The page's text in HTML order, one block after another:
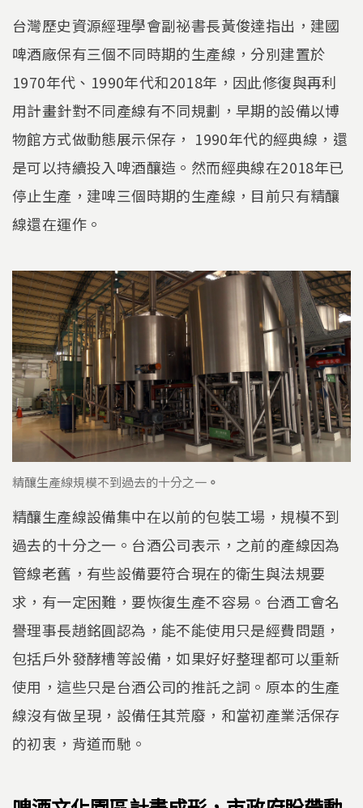
台灣歷史資源經理學會副祕書長黃俊達指出，建國
啤酒廠保有三個不同時期的生產線，分別建置於
1970年代、1990年代和2018年，因此修復與再利
用計畫針對不同產線有不同規劃，早期的設備以博
物館方式做動態展示保存， 1990年代的經典線，還
是可以持續投入啤酒釀造。然而經典線在2018年已
停止生產，建啤三個時期的生產線，目前只有精釀
線還在運作。
精釀生產線規模不到過去的十分之一 。
精釀生產線設備集中在以前的包裝工場，規模不到
過去的十分之一。台酒公司表示，之前的產線因為
管線老舊，有些設備要符合現在的衛生與法規要
求，有一定困難，要恢復生產不容易。台酒工會名
譽理事長趙銘圓認為，能不能使用只是經費問題，
包括戶外發酵槽等設備，如果好好整理都可以重新
使用，這些只是台酒公司的推託之詞。原本的生產
線沒有做呈現，設備任其荒廢，和當初產業活保存
的初衷，背道而馳。